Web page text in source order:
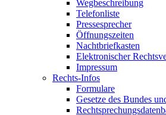
Wegbeschreibung
Telefonliste
Pressesprecher
Öffnungszeiten
Nachtbriefkasten
Elektronischer
Impressum
Rechts-Infos
Formulare
Gesetze des Bundes